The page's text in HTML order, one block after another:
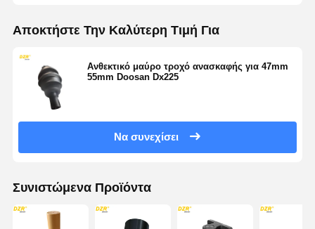
Αποκτήστε Την Καλύτερη Τιμή Για
Ανθεκτικό μαύρο τροχό ανασκαφής για 47mm
55mm Doosan Dx225
Να συνεχίσει
Συνιστώμενα Προϊόντα